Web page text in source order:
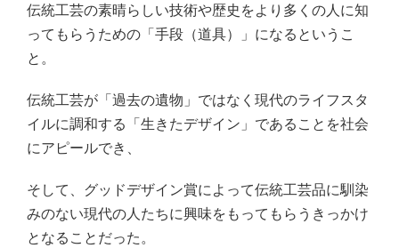
伝統工芸の素晴らしい技術や歴史をより多くの人に知
ってもらうための「手段（道具）」になるというこ
と。
伝統工芸が「過去の遺物」ではなく現代のライフスタ
イルに調和する「生きたデザイン」であることを社会
にアピールでき、
そして、グッドデザイン賞によって伝統工芸品に馴染
みのない現代の人たちに興味をもってもらうきっかけ
となることだった。